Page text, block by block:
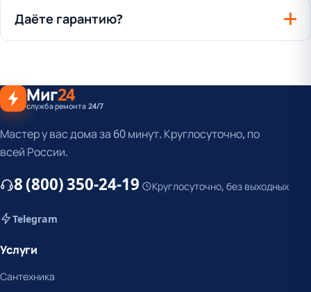
Даёте гарантию?
Миг24
служба ремонта 24/7
Мастер у вас дома за 60 минут. Круглосуточно, по
всей России.
8 (800) 350-24-19 Круглосуточно, без выходных
Telegram
Услуги
Сантехника